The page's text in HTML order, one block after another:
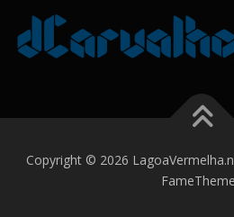
Copyright © 2026